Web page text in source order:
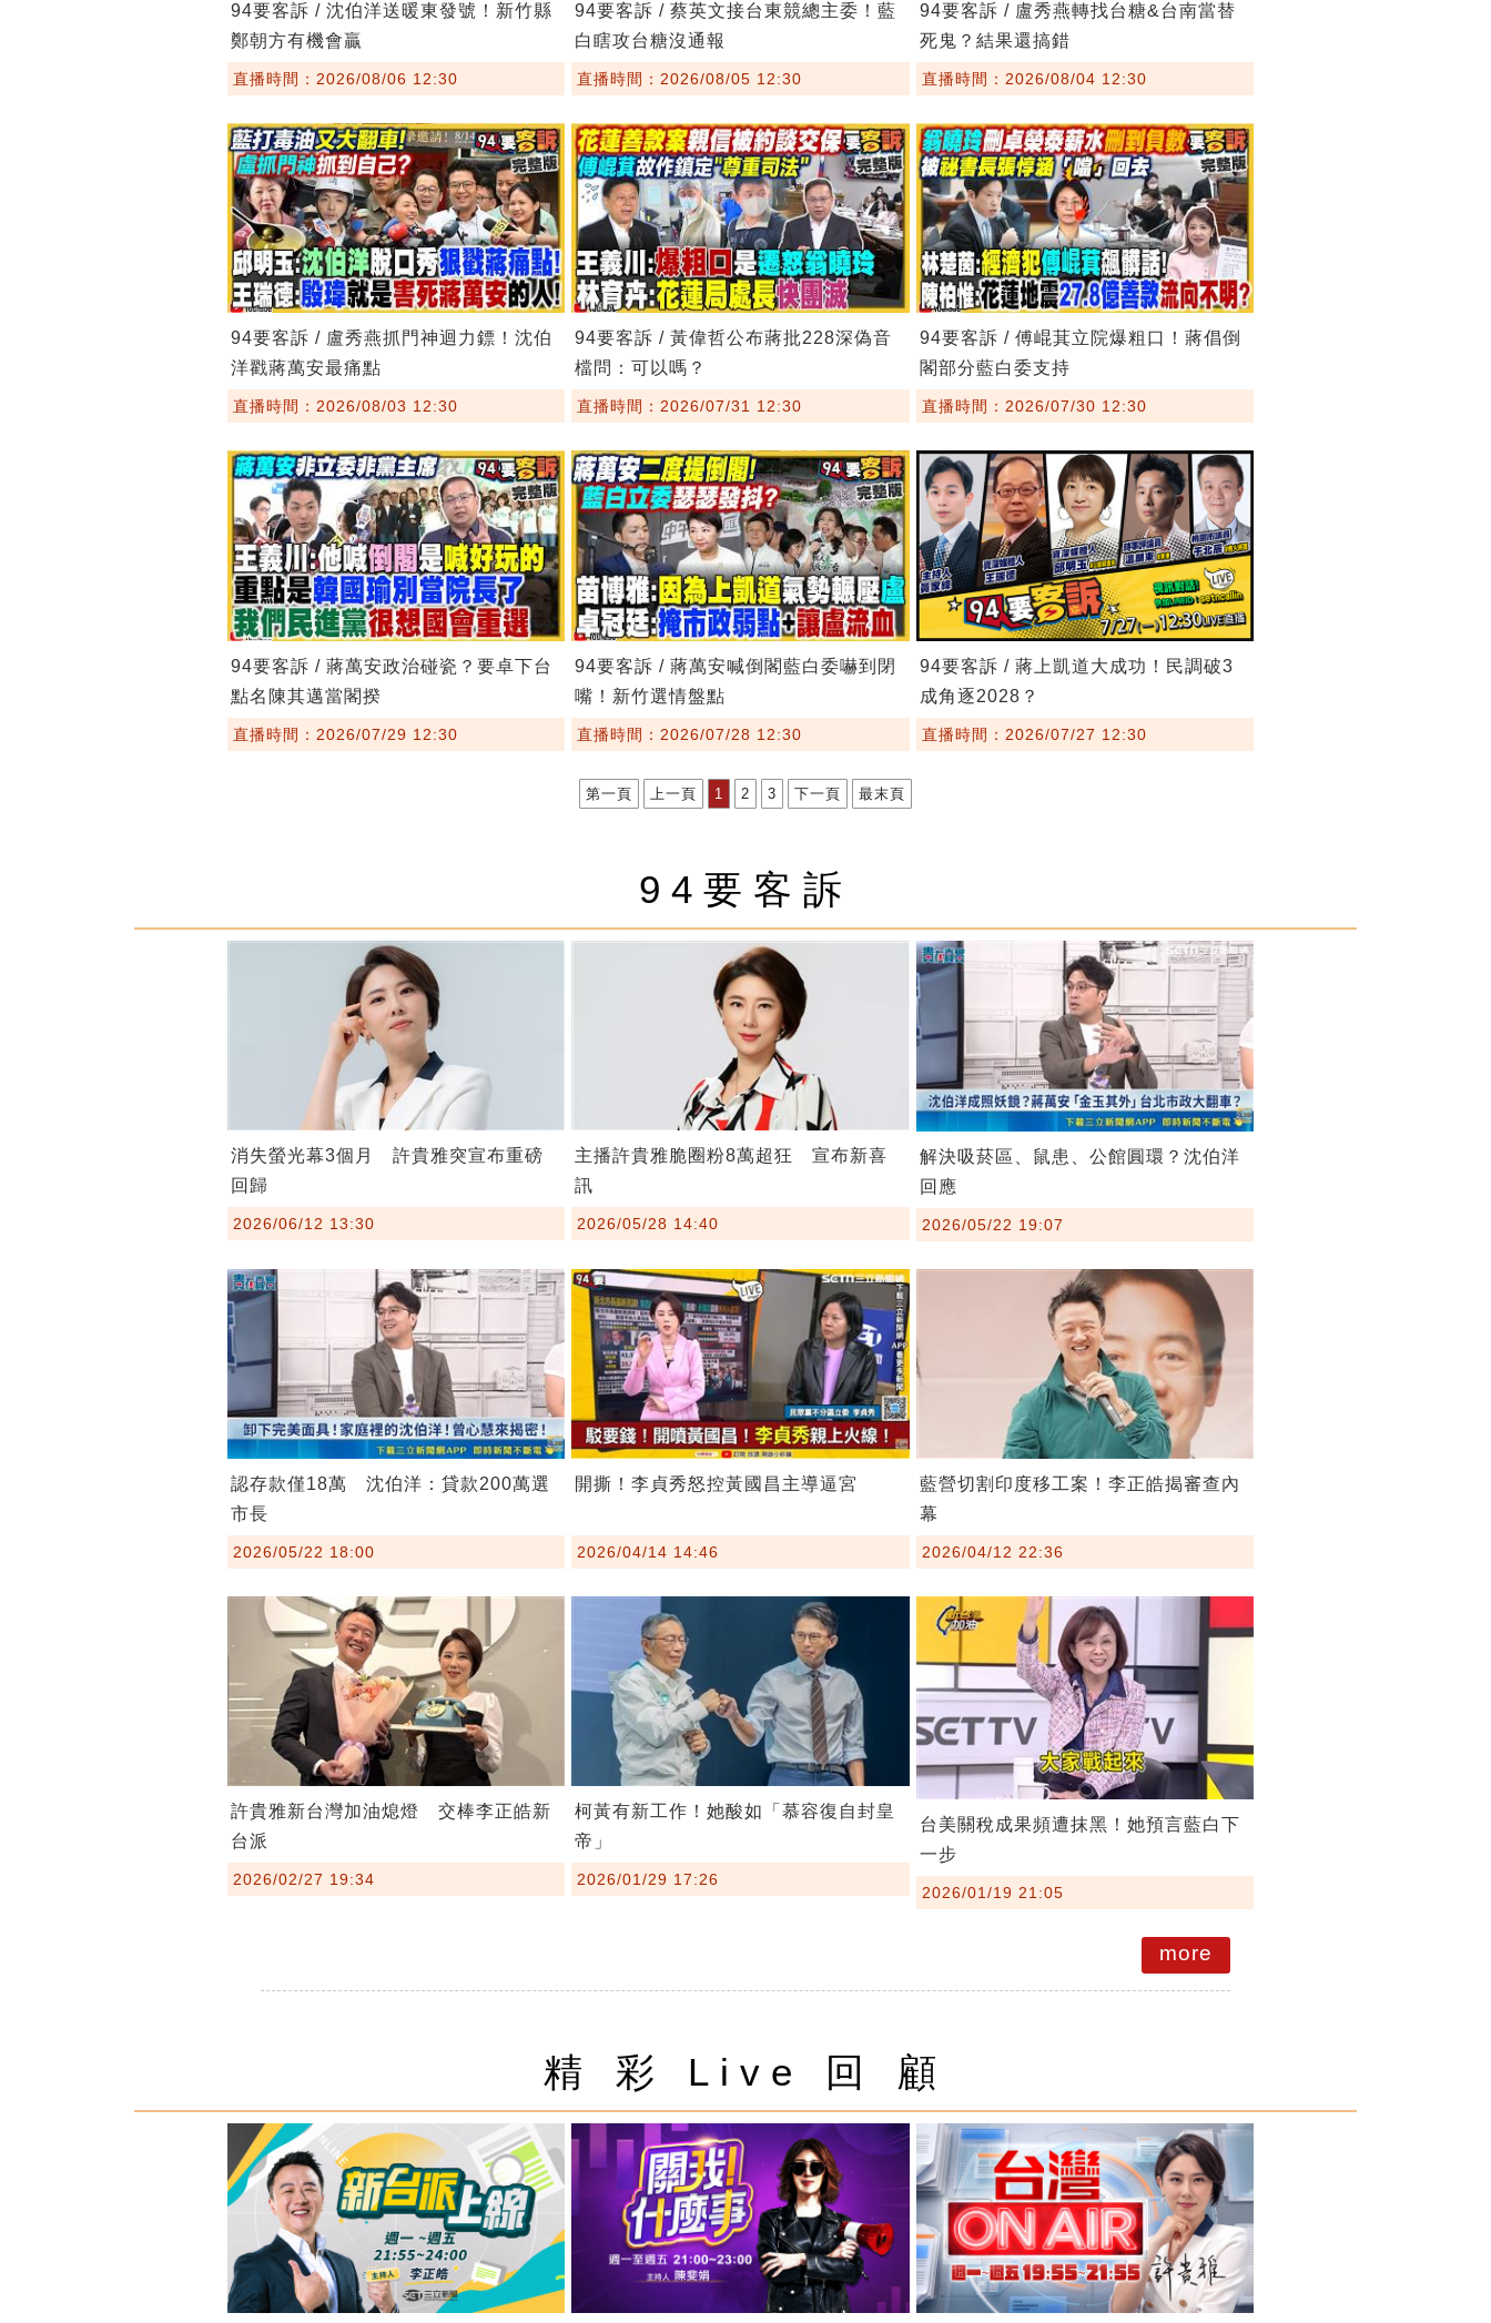
94要客訴 / 沈伯洋送暖東發號！新竹縣
鄭朝方有機會贏
直播時間：2026/08/06 12:30
94要客訴 / 蔡英文接台東競總主委！藍
白瞎攻台糖沒通報
直播時間：2026/08/05 12:30
94要客訴 / 盧秀燕轉找台糖&台南當替
死鬼？結果還搞錯
直播時間：2026/08/04 12:30
94要客訴 / 盧秀燕抓門神迴力鏢！沈伯
洋戳蔣萬安最痛點
直播時間：2026/08/03 12:30
94要客訴 / 黃偉哲公布蔣批228深偽音
檔問：可以嗎？
直播時間：2026/07/31 12:30
94要客訴 / 傅崐萁立院爆粗口！蔣倡倒
閣部分藍白委支持
直播時間：2026/07/30 12:30
94要客訴 / 蔣萬安政治碰瓷？要卓下台
點名陳其邁當閣揆
直播時間：2026/07/29 12:30
94要客訴 / 蔣萬安喊倒閣藍白委嚇到閉
嘴！新竹選情盤點
直播時間：2026/07/28 12:30
94要客訴 / 蔣上凱道大成功！民調破3
成角逐2028？
直播時間：2026/07/27 12:30
第一頁 上一頁 1 2 3 下一頁 最末頁
94要客訴
消失螢光幕3個月 許貴雅突宣布重磅
回歸
2026/06/12 13:30
主播許貴雅脆圈粉8萬超狂 宣布新喜
訊
2026/05/28 14:40
解決吸菸區、鼠患、公館圓環？沈伯洋
回應
2026/05/22 19:07
認存款僅18萬 沈伯洋：貸款200萬選
市長
2026/05/22 18:00
開撕！李貞秀怒控黃國昌主導逼宮
2026/04/14 14:46
藍營切割印度移工案！李正皓揭審查內
幕
2026/04/12 22:36
許貴雅新台灣加油熄燈 交棒李正皓新
台派
2026/02/27 19:34
柯黃有新工作！她酸如「慕容復自封皇
帝」
2026/01/29 17:26
台美關稅成果頻遭抹黑！她預言藍白下
一步
2026/01/19 21:05
more
精 彩 Live 回 顧